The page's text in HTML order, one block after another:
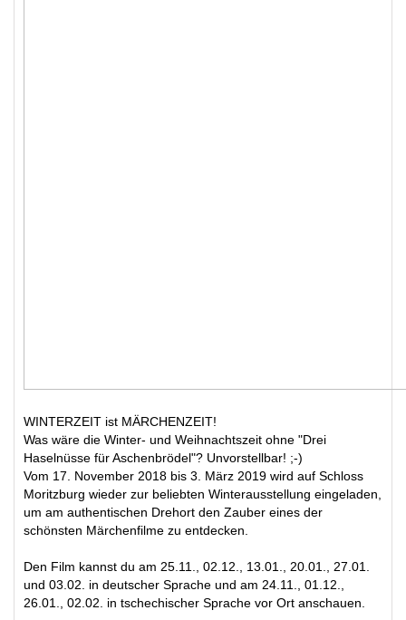
WINTERZEIT ist MÄRCHENZEIT!
Was wäre die Winter- und Weihnachtszeit ohne "Drei
Haselnüsse für Aschenbrödel"? Unvorstellbar! ;-)
Vom 17. November 2018 bis 3. März 2019 wird auf Schloss
Moritzburg wieder zur beliebten Winterausstellung eingeladen,
um am authentischen Drehort den Zauber eines der
schönsten Märchenfilme zu entdecken.
Den Film kannst du am 25.11., 02.12., 13.01., 20.01., 27.01.
und 03.02. in deutscher Sprache und am 24.11., 01.12.,
26.01., 02.02. in tschechischer Sprache vor Ort anschauen.